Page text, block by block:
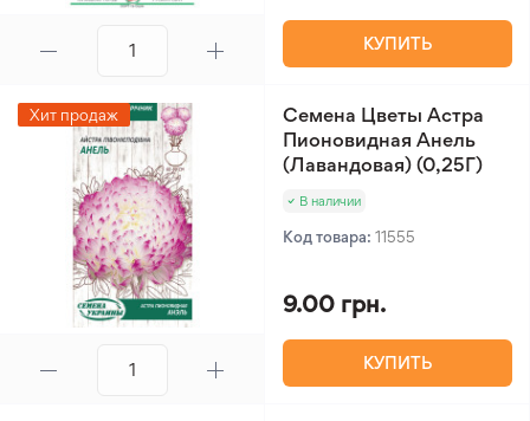
КУПИТЬ
Хит продаж
Семена Цветы Астра
Пионовидная Анель
(Лавандовая) (0,25Г)
В наличии
Код товара: 11555
9.00 грн.
КУПИТЬ